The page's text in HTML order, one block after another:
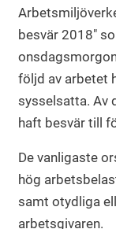
besvär 2018"
följd av arbetet
sysselsatta. Av
haft besvär till
De vanligaste
hög
samt otydliga
arbetsgivaren.